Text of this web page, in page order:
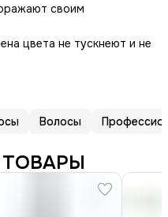
своим
цвета не тускнеют и не
Волосы